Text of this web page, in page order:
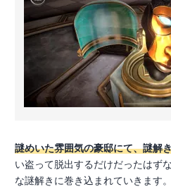
謎めいた雰囲気の豪邸にて、謎解
い盗って脱出するだけだったはず
な謎解きに巻き込まれていきます